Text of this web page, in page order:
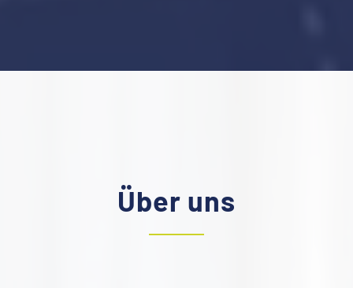
Über uns